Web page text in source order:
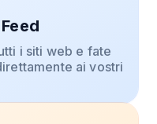
i siti web e fate
ai vostri